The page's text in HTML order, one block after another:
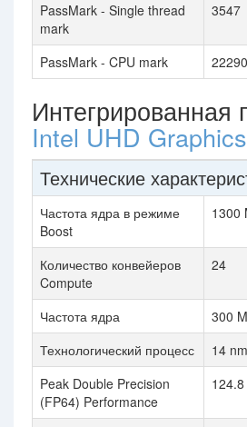
PassMark - Single thread
mark
3547
PassMark - CPU mark 22290
Интегрированная
Intel UHD
Технические
Частота ядра в режиме
Boost
1300
Количество конвейеров
Compute
24
Частота ядра
300
Технологический процесс
14 nm
Peak Double Precision
(FP64) Performance